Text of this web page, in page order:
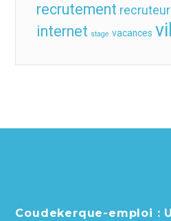
recrutement
internet stage vacances
Coudekerque-emploi :